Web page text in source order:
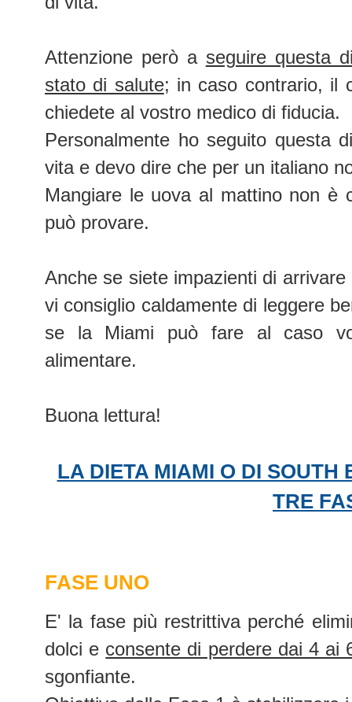
Attenzione però a seguire questa
stato di salute; in caso contrario, il
chiedete al vostro medico di fiducia.
Personalmente ho seguito questa
vita e devo dire che per un italiano
Mangiare le uova al mattino non è
può provare.
Anche se siete impazienti di
vi consiglio caldamente di leggere
se la Miami può fare al caso
alimentare.
Buona lettura!
LA DIETA MIAMI O DI SOUTH
TRE
FASE UNO
E' la fase più restrittiva perché
dolci e consente di perdere dai 4 ai
sgonfiante.